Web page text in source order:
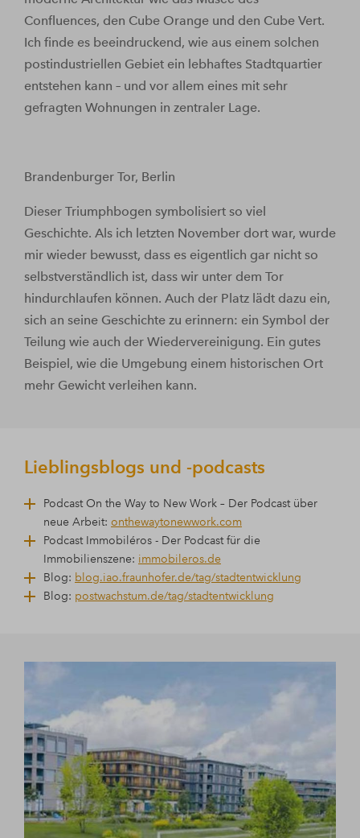
Confluences, den Cube Orange und den Cube Vert.
Ich finde es beeindruckend, wie aus einem solchen
postindustriellen Gebiet ein lebhaftes Stadtquartier
entstehen kann – und vor allem eines mit sehr
gefragten Wohnungen in zentraler Lage.
Brandenburger Tor, Berlin
Dieser Triumphbogen symbolisiert so viel
Geschichte. Als ich letzten November dort war, wurde
mir wieder bewusst, dass es eigentlich gar nicht so
selbstverständlich ist, dass wir unter dem Tor
hindurchlaufen können. Auch der Platz lädt dazu ein,
sich an seine Geschichte zu erinnern: ein Symbol der
Teilung wie auch der Wiedervereinigung. Ein gutes
Beispiel, wie die Umgebung einem historischen Ort
mehr Gewicht verleihen kann.
Lieblingsblogs und -podcasts
Podcast On the Way to New Work – Der Podcast über
neue Arbeit: onthewaytonewwork.com
Podcast Immobiléros - Der Podcast für die
Immobilienszene: immobileros.de
Blog: blog.iao.fraunhofer.de/tag/stadtentwicklung
Blog: postwachstum.de/tag/stadtentwicklung